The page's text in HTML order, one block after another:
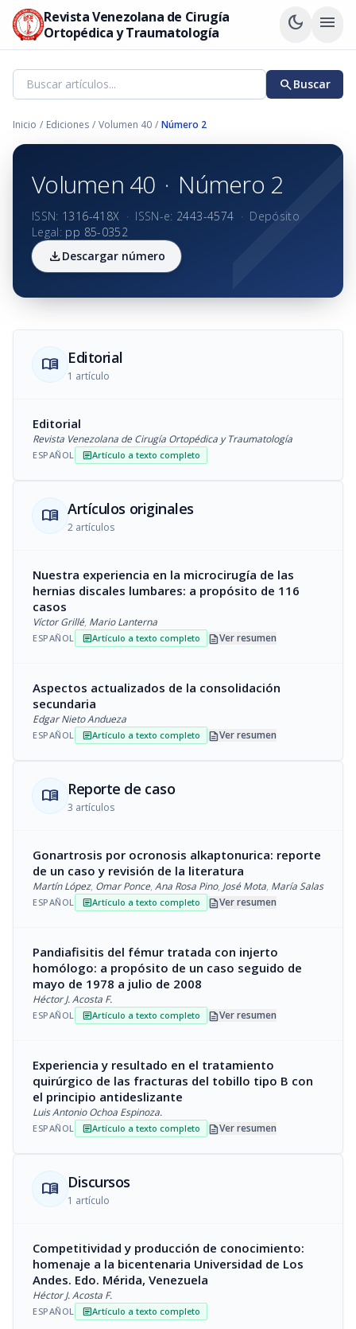
Revista Venezolana de Cirugía
Ortopédica y Traumatología
dark_mode menu
searchBuscar
Inicio / Ediciones / Volumen 40 / Número 2
Volumen 40 · Número 2
ISSN: 1316-418X · ISSN-e: 2443-4574 · Depósito
Legal: pp 85-0352
downloadDescargar número
menu_book Editorial
1 artículo
Editorial
Revista Venezolana de Cirugía Ortopédica y Traumatología
ESPAÑOL articleArtículo a texto completo
menu_book Artículos originales
2 artículos
Nuestra experiencia en la microcirugía de las
hernias discales lumbares: a propósito de 116
casos
Víctor Grillé, Mario Lanterna
ESPAÑOL articleArtículo a texto completo descriptionVer resumen
Aspectos actualizados de la consolidación
secundaria
Edgar Nieto Andueza
ESPAÑOL articleArtículo a texto completo descriptionVer resumen
menu_book Reporte de caso
3 artículos
Gonartrosis por ocronosis alkaptonurica: reporte
de un caso y revisión de la literatura
Martín López, Omar Ponce, Ana Rosa Pino, José Mota, María Salas
ESPAÑOL articleArtículo a texto completo descriptionVer resumen
Pandiafisitis del fémur tratada con injerto
homólogo: a propósito de un caso seguido de
mayo de 1978 a julio de 2008
Héctor J. Acosta F.
ESPAÑOL articleArtículo a texto completo descriptionVer resumen
Experiencia y resultado en el tratamiento
quirúrgico de las fracturas del tobillo tipo B con
el principio antideslizante
Luis Antonio Ochoa Espinoza.
ESPAÑOL articleArtículo a texto completo descriptionVer resumen
menu_book Discursos
1 artículo
Competitividad y producción de conocimiento:
homenaje a la bicentenaria Universidad de Los
Andes. Edo. Mérida, Venezuela
Héctor J. Acosta F.
ESPAÑOL articleArtículo a texto completo